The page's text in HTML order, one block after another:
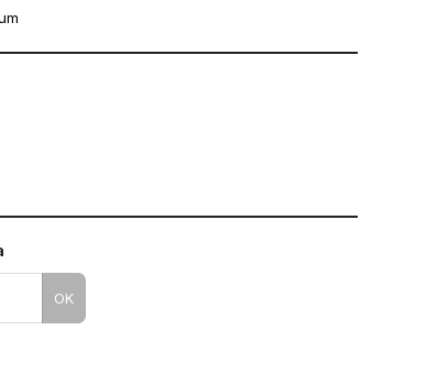
os nossos gabaritos
OK